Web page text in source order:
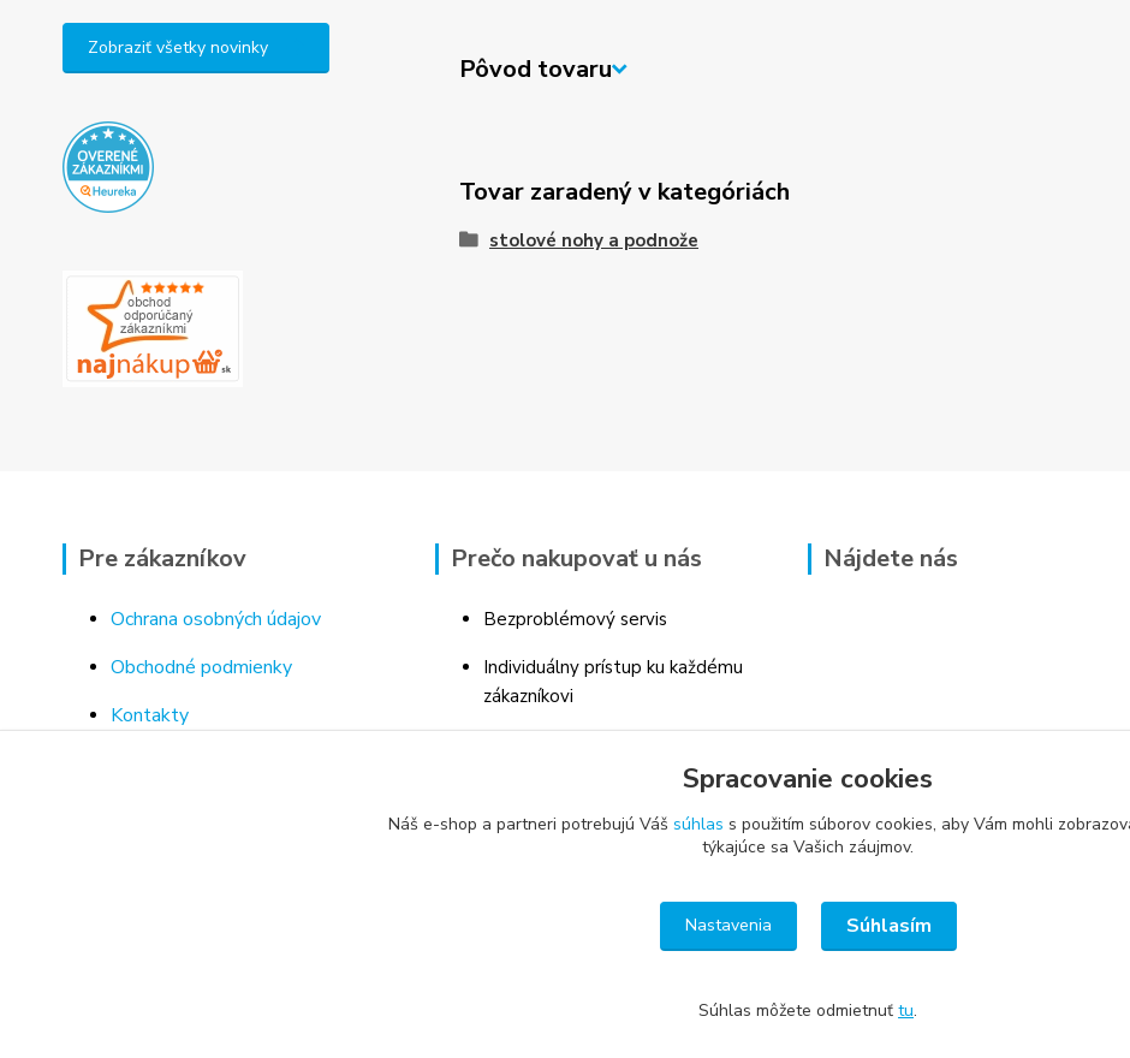
Zobraziť všetky novinky
Pôvod tovaru
Tovar zaradený v kategóriách
stolové nohy a podnože
Pre zákazníkov
Ochrana osobných údajov
Obchodné podmienky
Kontakty
Prečo nakupovať u nás
Bezproblémový servis
Individuálny prístup ku každému
zákazníkovi
poradenstvo
Nájdete nás
Spracovanie cookies
Náš e-shop a partneri potrebujú Váš súhlas s použitím súborov cookies, aby Vám mohli
týkajúce sa Vašich záujmov.
Nastavenia Súhlasím
Súhlas môžete odmietnuť tu.